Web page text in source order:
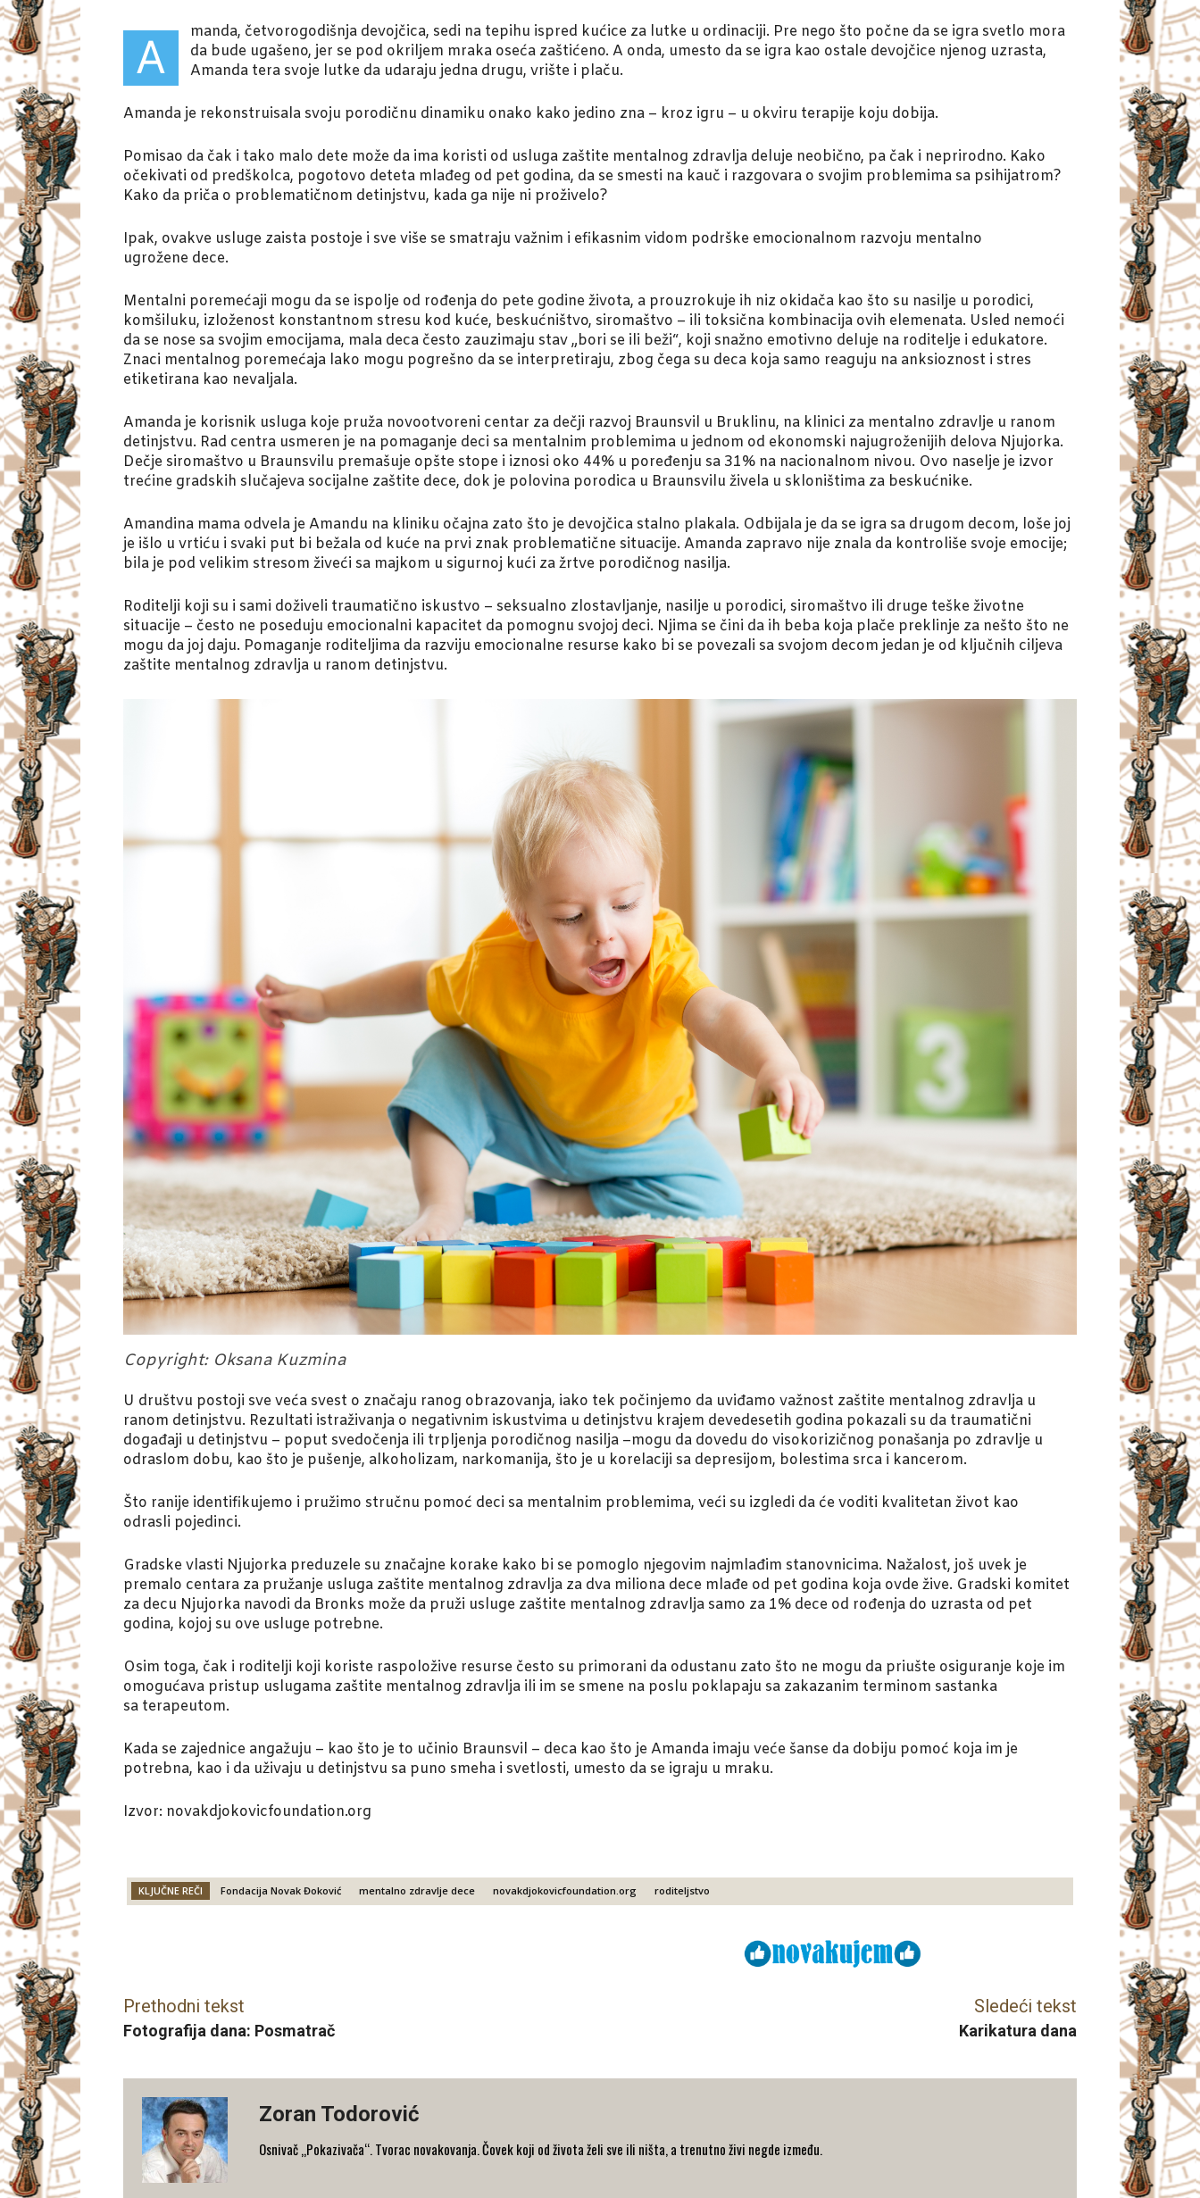
A
manda, četvorogodišnja devojčica, sedi na tepihu ispred kućice za lutke u ordinaciji. Pre nego što počne da se igra svetlo mora
da bude ugašeno, jer se pod okriljem mraka oseća zaštićeno. A onda, umesto da se igra kao ostale devojčice njenog uzrasta,
Amanda tera svoje lutke da udaraju jedna drugu, vrište i plaču.
Amanda je rekonstruisala svoju porodičnu dinamiku onako kako jedino zna – kroz igru – u okviru terapije koju dobija.
Pomisao da čak i tako malo dete može da ima koristi od usluga zaštite mentalnog zdravlja deluje neobično, pa čak i neprirodno. Kako
očekivati od predškolca, pogotovo deteta mlađeg od pet godina, da se smesti na kauč i razgovara o svojim problemima sa psihijatrom?
Kako da priča o problematičnom detinjstvu, kada ga nije ni proživelo?
Ipak, ovakve usluge zaista postoje i sve više se smatraju važnim i efikasnim vidom podrške emocionalnom razvoju mentalno
ugrožene dece.
Mentalni poremećaji mogu da se ispolje od rođenja do pete godine života, a prouzrokuje ih niz okidača kao što su nasilje u porodici,
komšiluku, izloženost konstantnom stresu kod kuće, beskućništvo, siromaštvo – ili toksična kombinacija ovih elemenata. Usled nemoći
da se nose sa svojim emocijama, mala deca često zauzimaju stav „bori se ili beži“, koji snažno emotivno deluje na roditelje i edukatore.
Znaci mentalnog poremećaja lako mogu pogrešno da se interpretiraju, zbog čega su deca koja samo reaguju na anksioznost i stres
etiketirana kao nevaljala.
Amanda je korisnik usluga koje pruža novootvoreni centar za dečji razvoj Braunsvil u Bruklinu, na klinici za mentalno zdravlje u ranom
detinjstvu. Rad centra usmeren je na pomaganje deci sa mentalnim problemima u jednom od ekonomski najugroženijih delova Njujorka.
Dečje siromaštvo u Braunsvilu premašuje opšte stope i iznosi oko 44% u poređenju sa 31% na nacionalnom nivou. Ovo naselje je izvor
trećine gradskih slučajeva socijalne zaštite dece, dok je polovina porodica u Braunsvilu živela u skloništima za beskućnike.
Amandina mama odvela je Amandu na kliniku očajna zato što je devojčica stalno plakala. Odbijala je da se igra sa drugom decom, loše joj
je išlo u vrtiću i svaki put bi bežala od kuće na prvi znak problematične situacije. Amanda zapravo nije znala da kontroliše svoje emocije;
bila je pod velikim stresom živeći sa majkom u sigurnoj kući za žrtve porodičnog nasilja.
Roditelji koji su i sami doživeli traumatično iskustvo – seksualno zlostavljanje, nasilje u porodici, siromaštvo ili druge teške životne
situacije – često ne poseduju emocionalni kapacitet da pomognu svojoj deci. Njima se čini da ih beba koja plače preklinje za nešto što ne
mogu da joj daju. Pomaganje roditeljima da razviju emocionalne resurse kako bi se povezali sa svojom decom jedan je od ključnih ciljeva
zaštite mentalnog zdravlja u ranom detinjstvu.
Copyright: Oksana Kuzmina
U društvu postoji sve veća svest o značaju ranog obrazovanja, iako tek počinjemo da uviđamo važnost zaštite mentalnog zdravlja u
ranom detinjstvu. Rezultati istraživanja o negativnim iskustvima u detinjstvu krajem devedesetih godina pokazali su da traumatični
događaji u detinjstvu – poput svedočenja ili trpljenja porodičnog nasilja –mogu da dovedu do visokorizičnog ponašanja po zdravlje u
odraslom dobu, kao što je pušenje, alkoholizam, narkomanija, što je u korelaciji sa depresijom, bolestima srca i kancerom.
Što ranije identifikujemo i pružimo stručnu pomoć deci sa mentalnim problemima, veći su izgledi da će voditi kvalitetan život kao
odrasli pojedinci.
Gradske vlasti Njujorka preduzele su značajne korake kako bi se pomoglo njegovim najmlađim stanovnicima. Nažalost, još uvek je
premalo centara za pružanje usluga zaštite mentalnog zdravlja za dva miliona dece mlađe od pet godina koja ovde žive. Gradski komitet
za decu Njujorka navodi da Bronks može da pruži usluge zaštite mentalnog zdravlja samo za 1% dece od rođenja do uzrasta od pet
godina, kojoj su ove usluge potrebne.
Osim toga, čak i roditelji koji koriste raspoložive resurse često su primorani da odustanu zato što ne mogu da priušte osiguranje koje im
omogućava pristup uslugama zaštite mentalnog zdravlja ili im se smene na poslu poklapaju sa zakazanim terminom sastanka
sa terapeutom.
Kada se zajednice angažuju – kao što je to učinio Braunsvil – deca kao što je Amanda imaju veće šanse da dobiju pomoć koja im je
potrebna, kao i da uživaju u detinjstvu sa puno smeha i svetlosti, umesto da se igraju u mraku.
Izvor: novakdjokovicfoundation.org
KLJUČNE REČI Fondacija Novak Đoković mentalno zdravlje dece novakdjokovicfoundation.org roditeljstvo
Prethodni tekst
Fotografija dana: Posmatrač
Sledeći tekst
Karikatura dana
Zoran Todorović
Osnivač „Pokazivača“. Tvorac novakovanja. Čovek koji od života želi sve ili ništa, a trenutno živi negde između.